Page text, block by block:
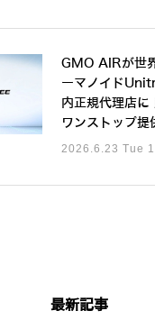
GMO AIRが世
ーマノイド
内正規代理店に
ワンストップ提
2026.6.23 Tue
最新記事